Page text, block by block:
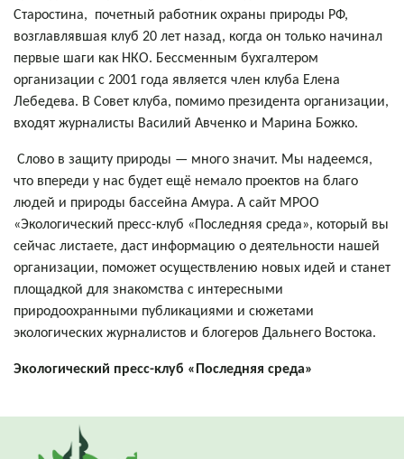
Старостина, почетный работник охраны природы РФ,
возглавлявшая клуб 20 лет назад, когда он только начинал
первые шаги как НКО. Бессменным бухгалтером
организации с 2001 года является член клуба Елена
Лебедева. В Совет клуба, помимо президента организации,
входят журналисты Василий Авченко и Марина Божко.
Слово в защиту природы — много значит. Мы надеемся,
что впереди у нас будет ещё немало проектов на благо
людей и природы бассейна Амура. А сайт МРОО
«Экологический пресс-клуб «Последняя среда», который вы
сейчас листаете, даст информацию о деятельности нашей
организации, поможет осуществлению новых идей и станет
площадкой для знакомства с интересными
природоохранными публикациями и сюжетами
экологических журналистов и блогеров Дальнего Востока.
Экологический пресс-клуб «Последняя среда»